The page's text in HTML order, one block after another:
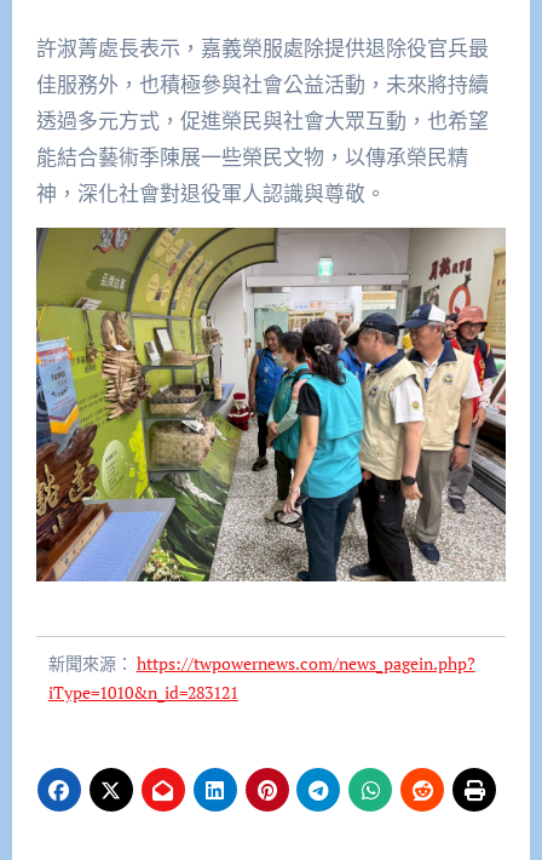
許淑菁處長表示，嘉義榮服處除提供退除役官兵最
佳服務外，也積極參與社會公益活動，未來將持續
透過多元方式，促進榮民與社會大眾互動，也希望
能結合藝術季陳展一些榮民文物，以傳承榮民精
神，深化社會對退役軍人認識與尊敬。
新聞來源： https://twpowernews.com/news_pagein.php?
iType=1010&n_id=283121